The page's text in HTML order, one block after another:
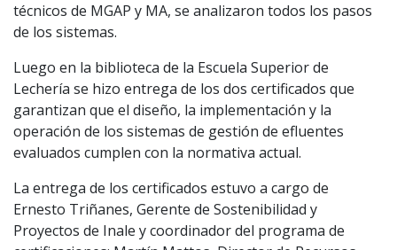
técnicos de MGAP y MA, se analizaron todos los pasos
de los sistemas.
Luego en la biblioteca de la Escuela Superior de
Lechería se hizo entrega de los dos certificados que
garantizan que el diseño, la implementación y la
operación de los sistemas de gestión de efluentes
evaluados cumplen con la normativa actual.
La entrega de los certificados estuvo a cargo de
Ernesto Triñanes, Gerente de Sostenibilidad y
Proyectos de Inale y coordinador del programa de